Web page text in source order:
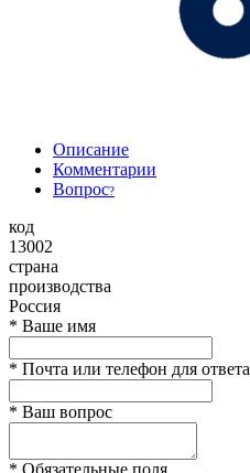
Описание
Комментарии
Вопрос?
код
13002
страна
производства
Россия
* Ваше имя
* Почта или телефон для ответа
* Ваш вопрос
* Обязательные поля